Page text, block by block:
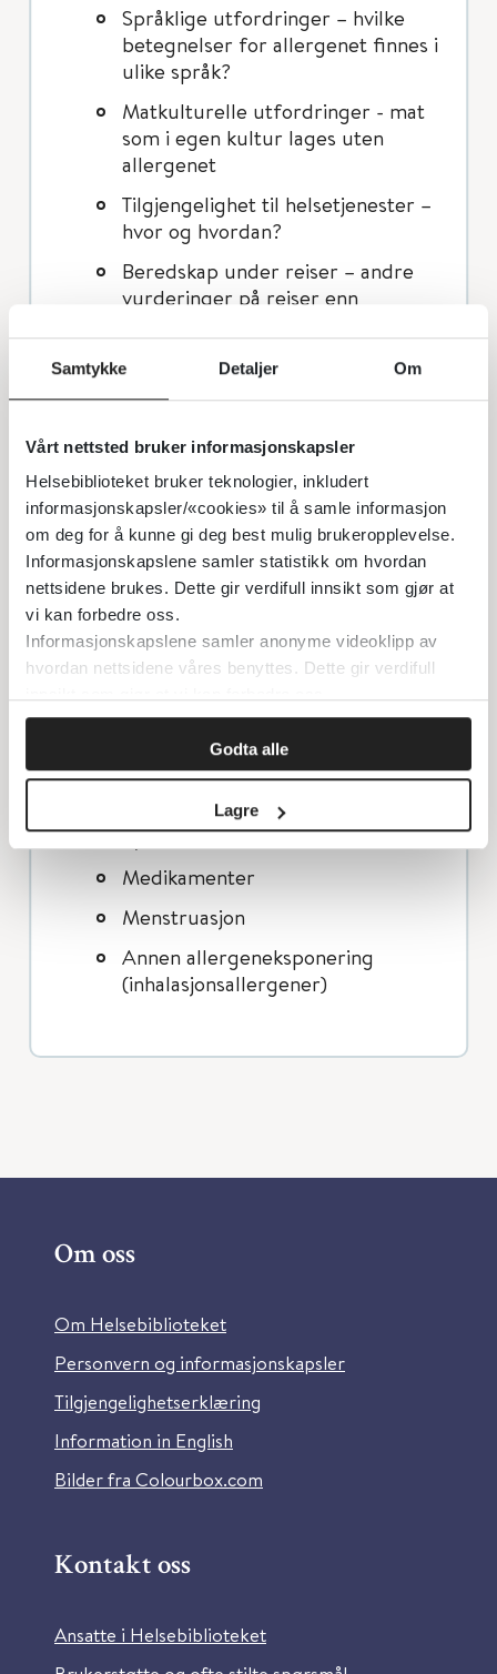
Samtykke Detaljer Om
Vårt nettsted bruker informasjonskapsler
Helsebiblioteket bruker teknologier, inkludert
informasjonskapsler/«cookies» til å samle informasjon
om deg for å kunne gi deg best mulig brukeropplevelse.
Informasjonskapslene samler statistikk om hvordan
nettsidene brukes. Dette gir verdifull innsikt som gjør at
vi kan forbedre oss.
Informasjonskapslene samler anonyme videoklipp av
hvordan nettsidene våres benyttes. Dette gir verdifull
Godta alle
Lagre
Språklige utfordringer – hvilke
betegnelser for allergenet finnes i
ulike språk?
Matkulturelle utfordringer - mat
som i egen kultur lages uten
allergenet
Tilgjengelighet til helsetjenester –
hvor og hvordan?
Beredskap under reiser – andre
vurderinger på reiser enn
Når andre tilbereder maten
Restaurantbesøk/buffeter
Tilstelninger
Serveringssituasjoner i barnehage,
skole, skolefritidsordning, jobb
Lesing og tolking av
ingredienslister på ferdigpakket
mat
Kofaktorer
Infeksjoner/annen samtidig
Fysisk aktivitet
Medikamenter
Menstruasjon
Annen allergeneksponering
(inhalasjonsallergener)
Om oss
Om Helsebiblioteket
Personvern og informasjonskapsler
Tilgjengelighetserklæring
Information in English
Bilder fra Colourbox.com
Kontakt oss
Ansatte i Helsebiblioteket